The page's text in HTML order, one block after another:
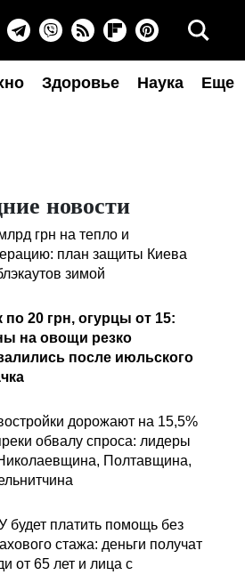
Здоровье Наука Еще
новости
грн на тепло и
план защиты Киева
зимой
по 20 грн, огурцы от 15:
на овощи резко
после июльского
дорожают на 15,5%
обвалу спроса: лидеры
Полтавщина,
будет платить помощь без
стажа: деньги получат
от 65 лет и лица с